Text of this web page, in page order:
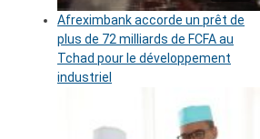
Afreximbank accorde un prêt de
plus de 72 milliards de FCFA au
Tchad pour le développement
industriel